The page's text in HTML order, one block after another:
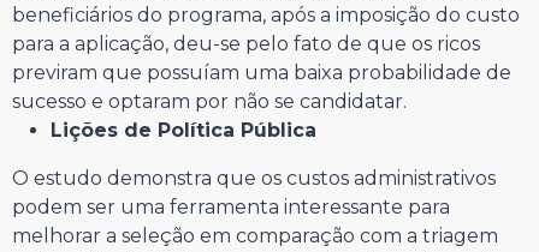
beneficiários do programa, após a imposição do custo
para a aplicação, deu-se pelo fato de que os ricos
previram que possuíam uma baixa probabilidade de
sucesso e optaram por não se candidatar.
Lições de Política Pública
O estudo demonstra que os custos administrativos
podem ser uma ferramenta interessante para
melhorar a seleção em comparação com a triagem